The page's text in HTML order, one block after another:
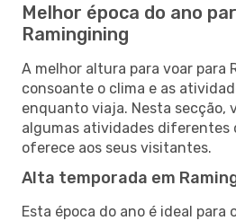
Melhor época do ano
Ramingining
A melhor altura para voar para
consoante o clima e as
enquanto viaja. Nesta secção,
algumas atividades diferentes
oferece aos seus visitantes.
Alta temporada em
Esta época do ano é ideal para